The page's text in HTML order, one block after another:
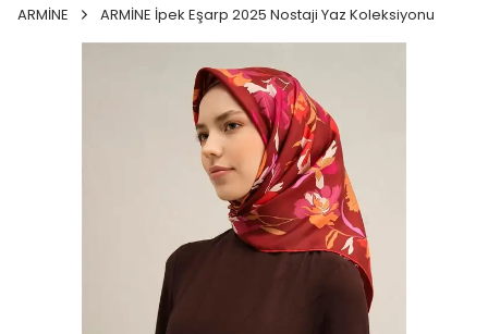
ARMİNE ARMİNE İpek Eşarp 2025 Nostaji Yaz Koleksiyonu